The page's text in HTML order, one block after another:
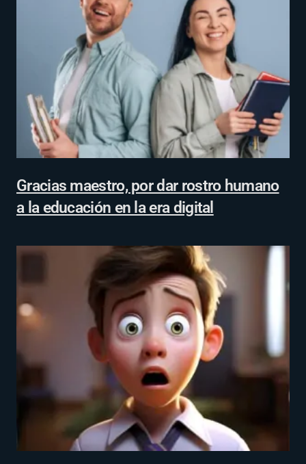
Gracias maestro, por dar rostro humano
a la educación en la era digital